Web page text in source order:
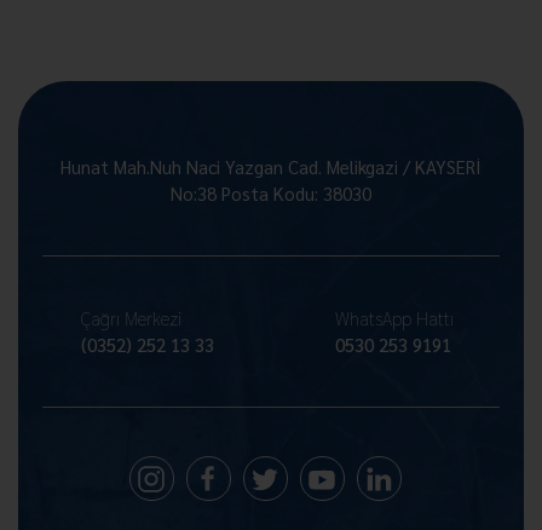
Hunat Mah.Nuh Naci Yazgan Cad. Melikgazi / KAYSERİ
No:38 Posta Kodu: 38030
Çağrı Merkezi
(0352) 252 13 33
WhatsApp Hattı
0530 253 9191